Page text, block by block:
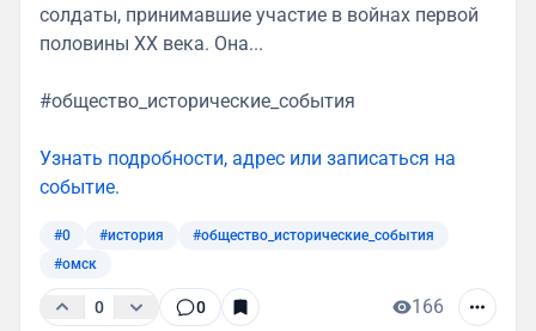
солдаты, принимавшие участие в войнах первой
половины XX века. Она...
#общество_исторические_события
Узнать подробности, адрес или записаться на
событие.
#0 #история
#общество_исторические_события
#омск
0 0 166